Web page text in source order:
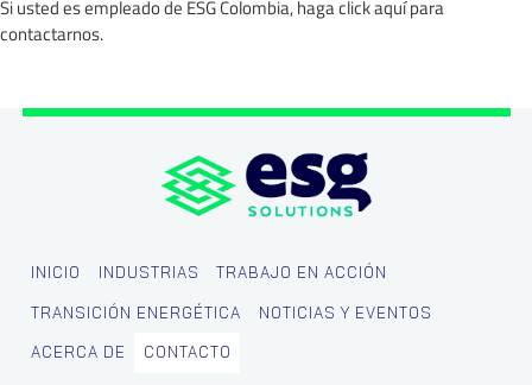
Si usted es empleado de ESG Colombia,haga click aquípara
contactarnos.
INICIO INDUSTRIAS TRABAJO EN ACCIÓN
TRANSICIÓN ENERGÉTICA NOTICIAS Y EVENTOS
ACERCA DE CONTACTO